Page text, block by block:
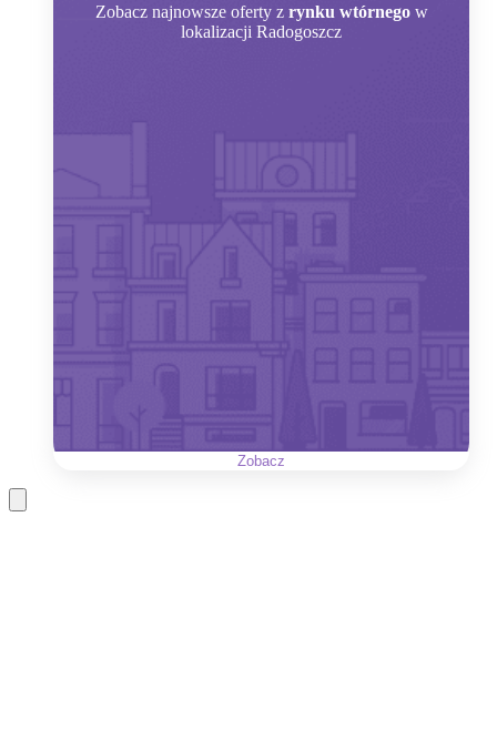
Zobacz najnowsze oferty z rynku wtórnego w
lokalizacji Radogoszcz
Zobacz